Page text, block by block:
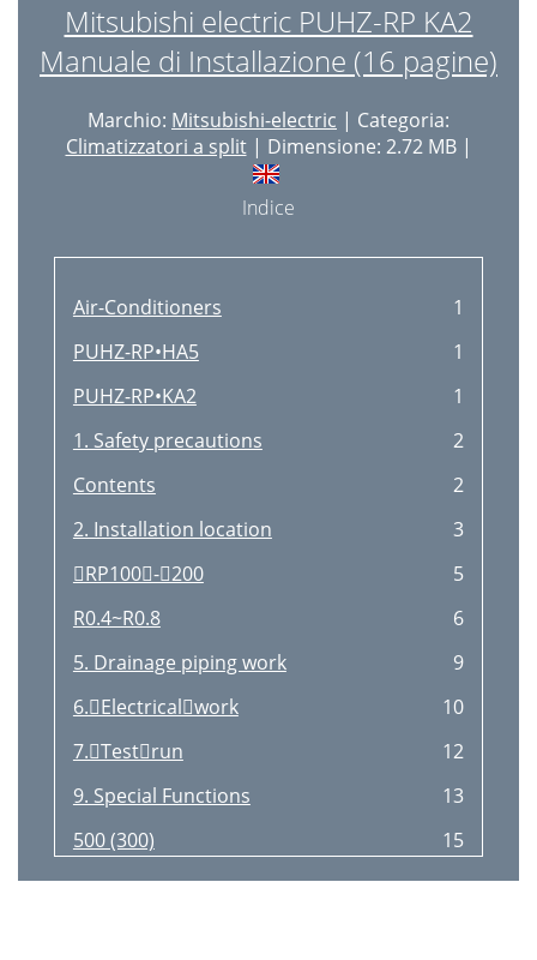
Mitsubishi electric PUHZ-RP KA2
Manuale di Installazione (16 pagine)
Marchio: Mitsubishi-electric | Categoria:
Climatizzatori a split| Dimensione: 2.72 MB |
Indice
Air-Conditioners
1
PUHZ-RP•HA5
1
PUHZ-RP•KA2
1
1. Safety precautions
2
Contents
2
2. Installation location
3
RP100-200
5
R0.4~R0.8
6
5. Drainage piping work
9
6.Electricalwork
10
7.Testrun
12
9. Special Functions
13
500 (300)
15
RG79U640L02 Printed in Japan
16